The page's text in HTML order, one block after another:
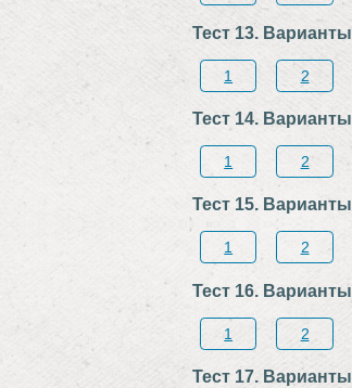
Тест 13. Варианты
1 2
Тест 14. Варианты
1 2
Тест 15. Варианты
1 2
Тест 16. Варианты
1 2
Тест 17. Варианты